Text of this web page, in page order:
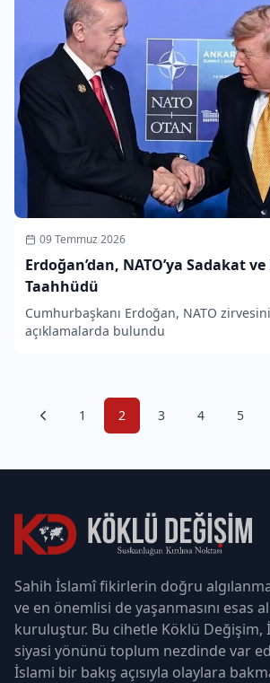
09 Temmuz 2026
Erdoğan’dan, NATO’ya Sadakat
Taahhüdü
Cumhurbaşkanı Erdoğan, NATO
açıklamalarda bulundu
1 2 3 4 5
Sahih İslamî fikirlerin doğru
ve en önemlisi de yaşanmasını esas
kuruluştur. Bu cihetle Köklü Değişim,
siyasi yönünü toplum nezdinde var
İslami bir bakış açısıyla olaylara